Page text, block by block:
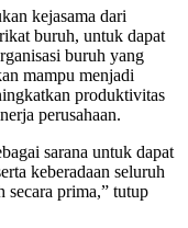
kejasama dari
buruh, untuk dapat
buruh yang
mampu menjadi
produktivitas
perusahaan.
sarana untuk dapat
keberadaan seluruh
secara prima,” tutup